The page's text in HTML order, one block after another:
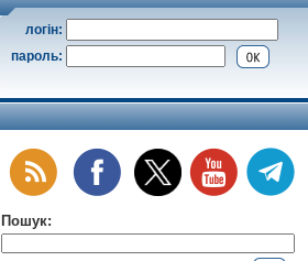
логін:
пароль:
Пошук: